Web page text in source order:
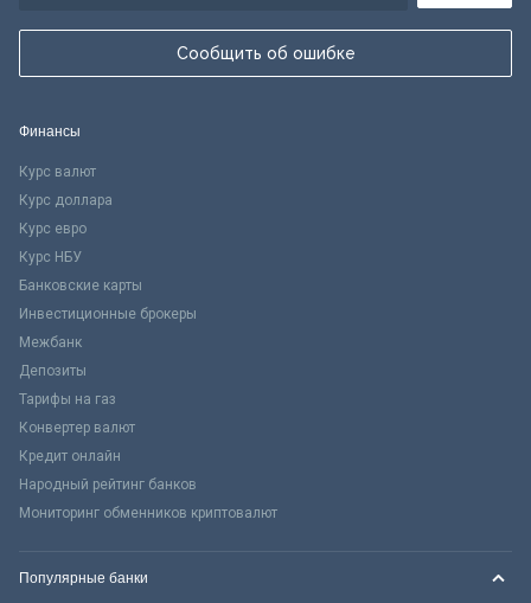
Сообщить об ошибке
Финансы
Курс валют
Курс доллара
Курс евро
Курс НБУ
Банковские карты
Инвестиционные брокеры
Межбанк
Депозиты
Тарифы на газ
Конвертер валют
Кредит онлайн
Народный рейтинг банков
Мониторинг обменников криптовалют
Популярные банки